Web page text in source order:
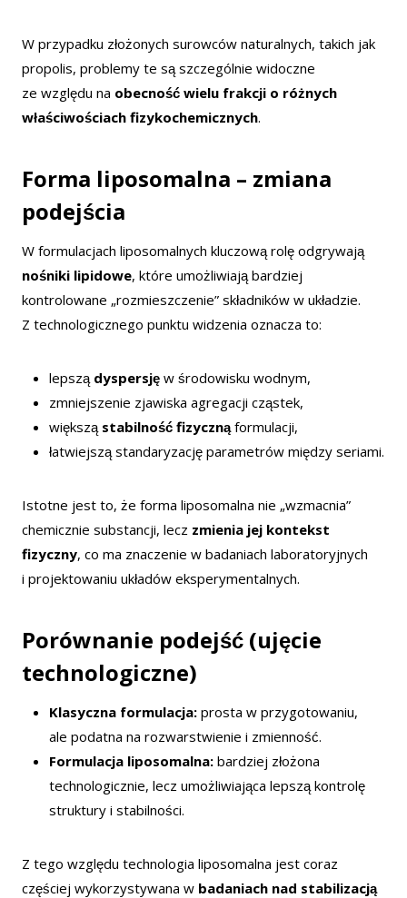
W przypadku złożonych surowców naturalnych, takich jak
propolis, problemy te są szczególnie widoczne
ze względu na obecność wielu frakcji o różnych
właściwościach fizykochemicznych.
Forma liposomalna – zmiana
podejścia
W formulacjach liposomalnych kluczową rolę odgrywają
nośniki lipidowe, które umożliwiają bardziej
kontrolowane „rozmieszczenie” składników w układzie.
Z technologicznego punktu widzenia oznacza to:
lepszą dyspersję w środowisku wodnym,
zmniejszenie zjawiska agregacji cząstek,
większą stabilność fizycznąformulacji,
łatwiejszą standaryzację parametrów między seriami.
Istotne jest to, że forma liposomalna nie „wzmacnia”
chemicznie substancji, lecz zmienia jej kontekst
fizyczny, co ma znaczenie w badaniach laboratoryjnych
i projektowaniu układów eksperymentalnych.
Porównanie podejść (ujęcie
technologiczne)
Klasyczna formulacja: prosta w przygotowaniu,
ale podatna na rozwarstwienie i zmienność.
Formulacja liposomalna: bardziej złożona
technologicznie, lecz umożliwiająca lepszą kontrolę
struktury i stabilności.
Z tego względu technologia liposomalna jest coraz
częściej wykorzystywana w badaniach nad stabilizacją